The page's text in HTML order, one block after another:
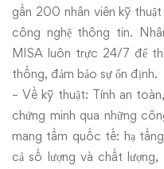
gần 200 nhân viên kỹ
công nghệ thông tin.
MISA luôn trực 24/7 để
thống, đảm bảo sự ổn định.
– Về kỹ thuật: Tính an
chứng minh qua những
mang tầm quốc tế: hạ
cả số lượng và chất